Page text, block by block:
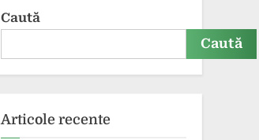
Caută
Caută
Articole recente